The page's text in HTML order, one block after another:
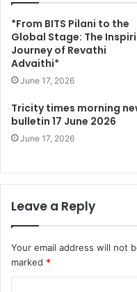
*From BITS Pilani to the
Global Stage: The
Journey of Revathi
Advaithi*
June 17, 2026
Tricity times morning
bulletin 17 June 2026
June 17, 2026
Leave a Reply
Your email address will not
marked *